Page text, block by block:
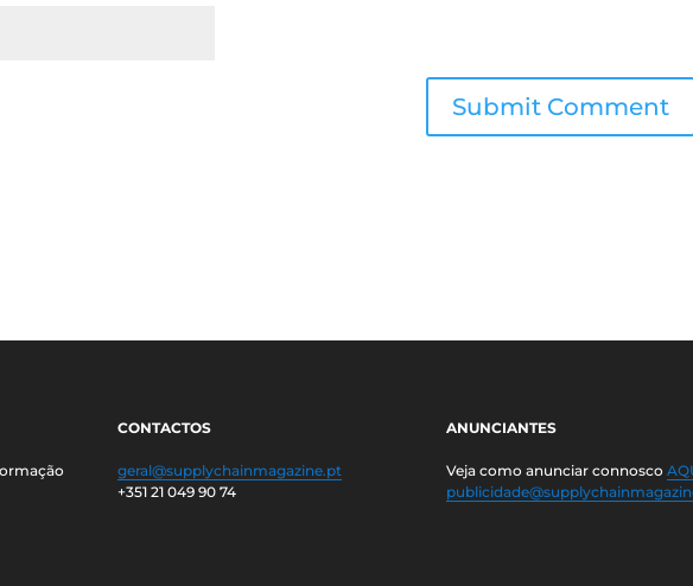
CONTACTOS
geral@supplychainmagazine.pt
+351 21 049 90 74
ANUNCIANTES
Veja como anunciar connosco